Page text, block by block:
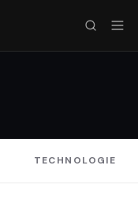
TECHNOLOGIE